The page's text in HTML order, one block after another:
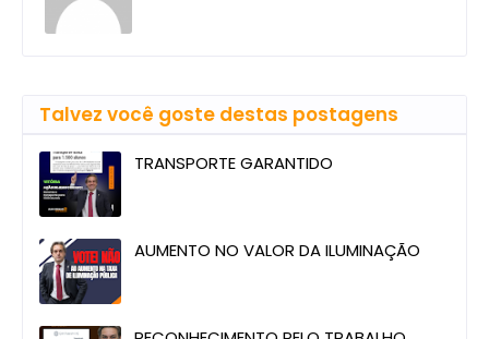
Talvez você goste destas postagens
TRANSPORTE GARANTIDO
AUMENTO NO VALOR DA ILUMINAÇÃO